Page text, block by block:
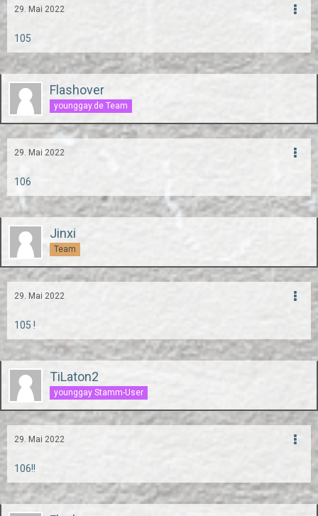
29. Mai 2022
105
Flashover
younggay.de Team
29. Mai 2022
106
Jinxi
Team
29. Mai 2022
105 !
TiLaton2
younggay Stamm-User
29. Mai 2022
106!!